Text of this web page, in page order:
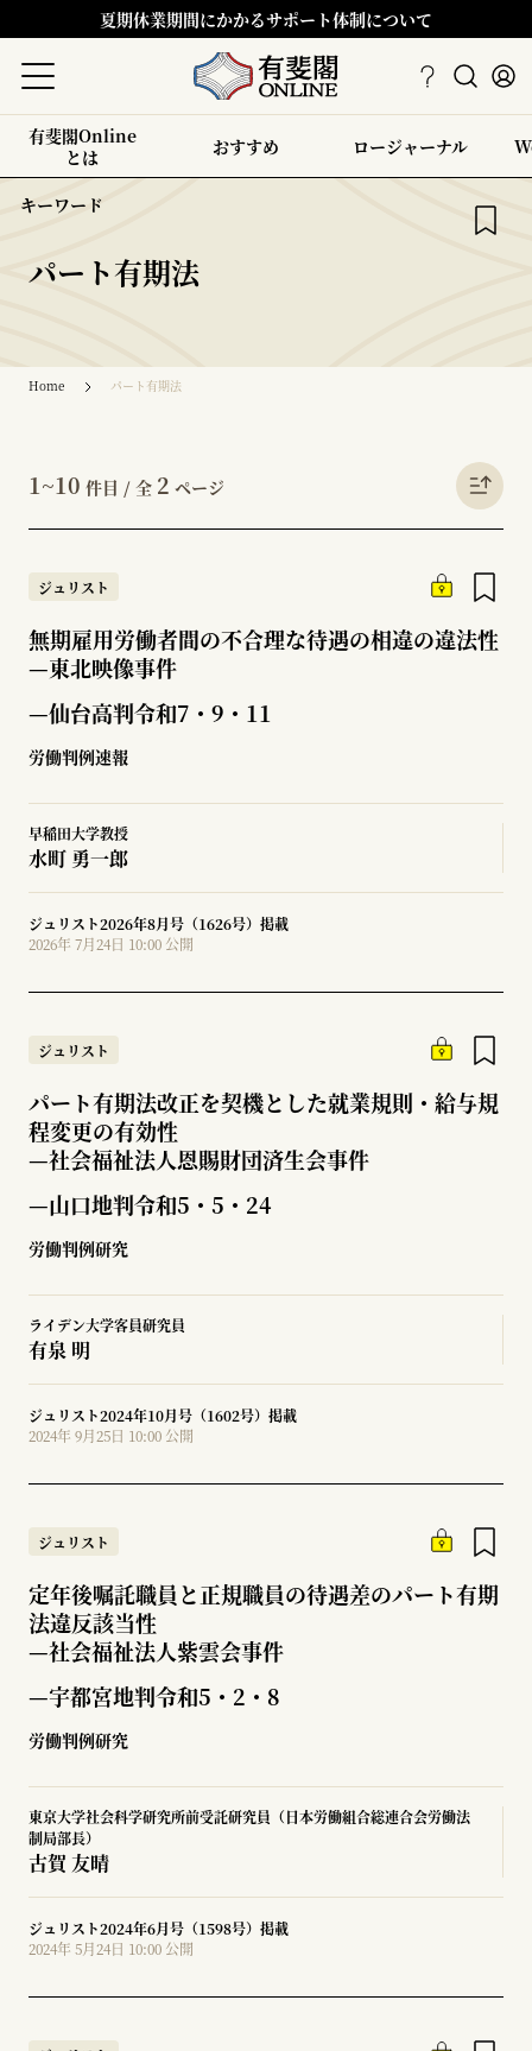
夏期休業期間にかかるサポート体制について
有斐閣Online
とは
おすすめ ロージャーナル
キーワード
パート有期法
Home パート有期法
1~10 件目 / 全 2 ページ
ジュリスト
無期雇用労働者間の不合理な待遇の相違の違法性
—東北映像事件
—仙台高判令和7・9・11
労働判例速報
早稲田大学教授
水町 勇一郎
ジュリスト2026年8月号（1626号）掲載
2026年 7月24日 10:00 公開
ジュリスト
パート有期法改正を契機とした就業規則・給与規
程変更の有効性
—社会福祉法人恩賜財団済生会事件
—山口地判令和5・5・24
労働判例研究
ライデン大学客員研究員
有泉 明
ジュリスト2024年10月号（1602号）掲載
2024年 9月25日 10:00 公開
ジュリスト
定年後嘱託職員と正規職員の待遇差のパート有期
法違反該当性
—社会福祉法人紫雲会事件
—宇都宮地判令和5・2・8
労働判例研究
東京大学社会科学研究所前受託研究員（日本労働組合総連合会労働法
制局部長）
古賀 友晴
ジュリスト2024年6月号（1598号）掲載
2024年 5月24日 10:00 公開